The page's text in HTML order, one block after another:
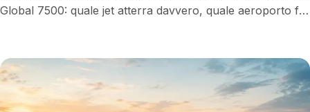
Global 7500: quale jet atterra davvero, quale aeroporto fa